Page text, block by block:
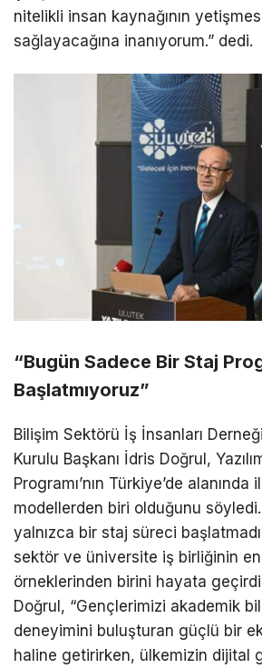
nitelikli insan kaynağının
sağlayacağına inanıyorum.” dedi.
“Bugün Sadece Bir Staj
Başlatmıyoruz”
Bilişim Sektörü İş İnsanları
Kurulu Başkanı İdris Doğrul,
Programı’nın Türkiye’de alanında
modellerden biri olduğunu
yalnızca bir staj süreci
sektör ve üniversite iş birliğinin
örneklerinden birini hayata
Doğrul, “Gençlerimizi akademik
deneyimini buluşturan güçlü bir
haline getirirken, ülkemizin dijital